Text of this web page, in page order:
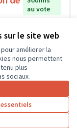
sur le site web
améliorer la
nous permettent
plus
sociaux.
au vote